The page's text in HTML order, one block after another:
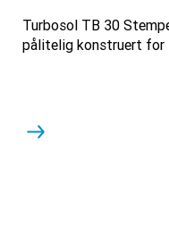
Turbosol TB 30
pålitelig konstruert for